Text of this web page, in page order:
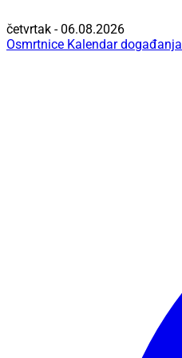
četvrtak - 06.08.2026
Osmrtnice Kalendar događanja